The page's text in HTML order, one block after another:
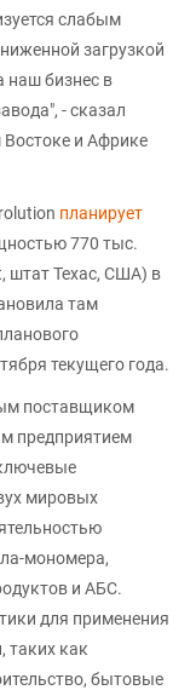
слабым
загрузкой
наш бизнес в
- сказал
и Африке
планирует
770 тыс.
штат Техас, США) в
там
текущего года.
поставщиком
предприятием
мировых
мономера,
и АБС.
для применения
таких как
бытовые